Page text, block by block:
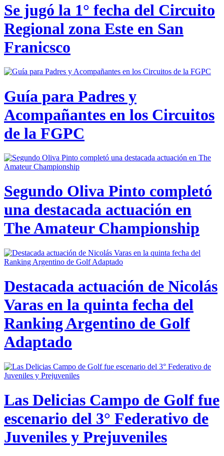
Se jugó la 1° fecha del Circuito
Regional zona Este en San
Franicsco
Guía para Padres y
Acompañantes en los Circuitos
de la FGPC
Segundo Oliva Pinto completó
una destacada actuación en
The Amateur Championship
Destacada actuación de Nicolás
Varas en la quinta fecha del
Ranking Argentino de Golf
Adaptado
Las Delicias Campo de Golf fue
escenario del 3° Federativo de
Juveniles y Prejuveniles